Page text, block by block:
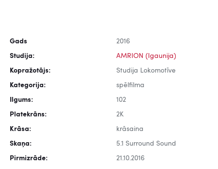
Gads 2016
Studija: AMRION (Igaunija)
Kopražotājs: Studija Lokomotīve
Kategorija: spēlfilma
Ilgums: 102
Platekrāns: 2K
Krāsa: krāsaina
Skaņa: 5.1 Surround Sound
Pirmizrāde: 21.10.2016